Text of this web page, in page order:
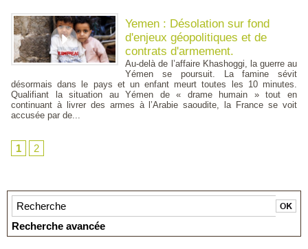
Yemen : Désolation sur fond
d'enjeux géopolitiques et de
contrats d'armement.
Au-delà de l’affaire Khashoggi, la guerre au
Yémen se poursuit. La famine sévit
désormais dans le pays et un enfant meurt toutes les 10 minutes.
Qualifiant la situation au Yémen de « drame humain » tout en
continuant à livrer des armes à l’Arabie saoudite, la France se voit
accusée par de...
1 2
Recherche avancée